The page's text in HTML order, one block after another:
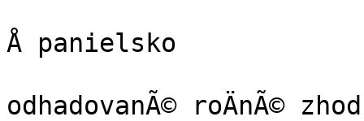
Å panielsko
odhadovanÃ© roÄnÃ©